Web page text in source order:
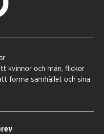
kvinnor och män, flickor
forma samhället och sina